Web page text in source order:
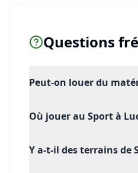
Questions
Peut-on louer du
Où jouer au Sport à
Y a-t-il des terrains de